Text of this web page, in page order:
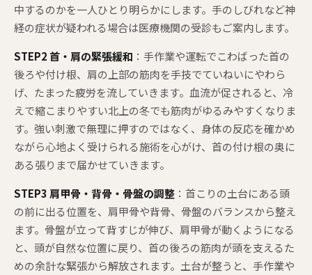
中するのかを一人ひとり明らかにします。手のしびれなど神
経の症状が疑われる場合は医療機関の受診もご案内します。
STEP2 首・肩の緊張緩和 ：手作業や運転でこわばった首の
後ろや付け根、肩の上部の筋肉を手技でていねいにやわら
げ、たまった疲労を流していきます。血流が促されると、冷
えで縮こまりやすい北上の冬でも筋肉がゆるみやすくなりま
す。強い刺激で無理に押すのではなく、身体の反応を確かめ
ながら心地よく受けられる施術を心がけ、首の付け根の奥に
ある張りまで届かせていきます。
STEP3 肩甲骨・背骨・骨盤の調整 ：首こりの土台にある頭
の前に出る位置を、肩甲骨や背骨、骨盤のバランスから整え
ます。骨盤が立って背すじが伸び、肩甲骨が動くようになる
と、頭が自然な位置に戻り、首の後ろの筋肉が頭を支えるた
めの余計な緊張から解放されます。土台が整うと、手作業や